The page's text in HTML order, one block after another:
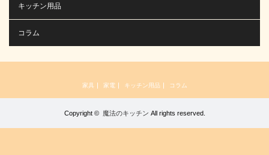
キッチン用品
コラム
家具 家電 キッチン用品 コラム
Copyright © 魔法のキッチン All rights reserved.